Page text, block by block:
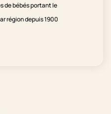
de bébés portant le
région depuis 1900